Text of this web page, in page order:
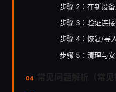
步骤 2：在新设
步骤 3：验证连
步骤 4：恢复/导
步骤 5：清理与